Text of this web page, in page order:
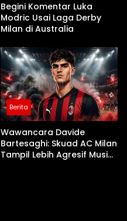
Begini Komentar Luka
Modric Usai Laga Derby
Milan di Australia
Berita
Wawancara Davide
Bartesaghi: Skuad AC Milan
Tampil Lebih Agresif Musim